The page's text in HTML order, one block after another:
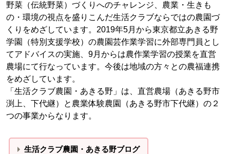
野菜（伝統野菜）づくりへのチャレンジ、農業・生きも
の・環境の視点を盛りこんだ生活クラブならではの農園づ
くりをめざしています。2019年5月から東京都立あきる野
学園（特別支援学校）の農園芸作業学習に外部専門員とし
てアドバイスの実施、9月からは農作業学習の授業を直営
農場にて行なっています。今後は地域の方々との農福連携
をめざしています。
「生活クラブ農園・あきる野」は、直営農場（あきる野市
渕上、下代継）と農業体験農園（あきる野市下代継）の２
つの事業からなります。
生活クラブ農園・あきる野ブログ